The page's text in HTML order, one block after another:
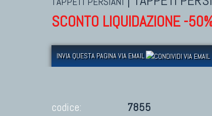
SCONTO LIQUIDAZIONE -
INVIA QUESTA PAGINA VIA EMAIL
codice:
7855